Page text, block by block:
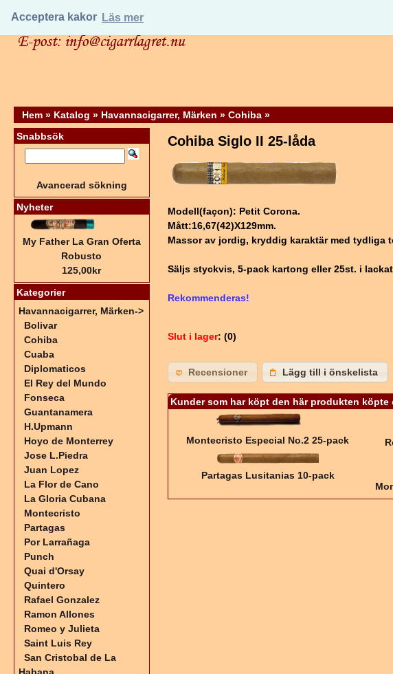
Acceptera kakor Läs mer
Hem » Katalog » Havannacigarrer, Märken » Cohiba »
Cohiba Siglo II 25-låda
Modell(façon): Petit Corona.
Mått:16,67(42)X129mm.
Massor av jordig, kryddig karaktär med tydliga
Säljs styckvis, 5-pack kartong eller 25st. i
Rekommenderas!
Slut i lager: (0)
Recensioner Lägg till i önskelista
Kunder som har köpt den här produkten köpte
Montecristo Especial No.2 25-pack
Partagas Lusitanias 10-pack
Snabbsök
Avancerad sökning
Nyheter
My Father La Gran Oferta
Robusto
125,00kr
Kategorier
Havannacigarrer, Märken->
Bolivar
Cohiba
Cuaba
Diplomaticos
El Rey del Mundo
Fonseca
Guantanamera
H.Upmann
Hoyo de Monterrey
Jose L.Piedra
Juan Lopez
La Flor de Cano
La Gloria Cubana
Montecristo
Partagas
Por Larrañaga
Punch
Quai d'Orsay
Quintero
Rafael Gonzalez
Ramon Allones
Romeo y Julieta
Saint Luis Rey
San Cristobal de La